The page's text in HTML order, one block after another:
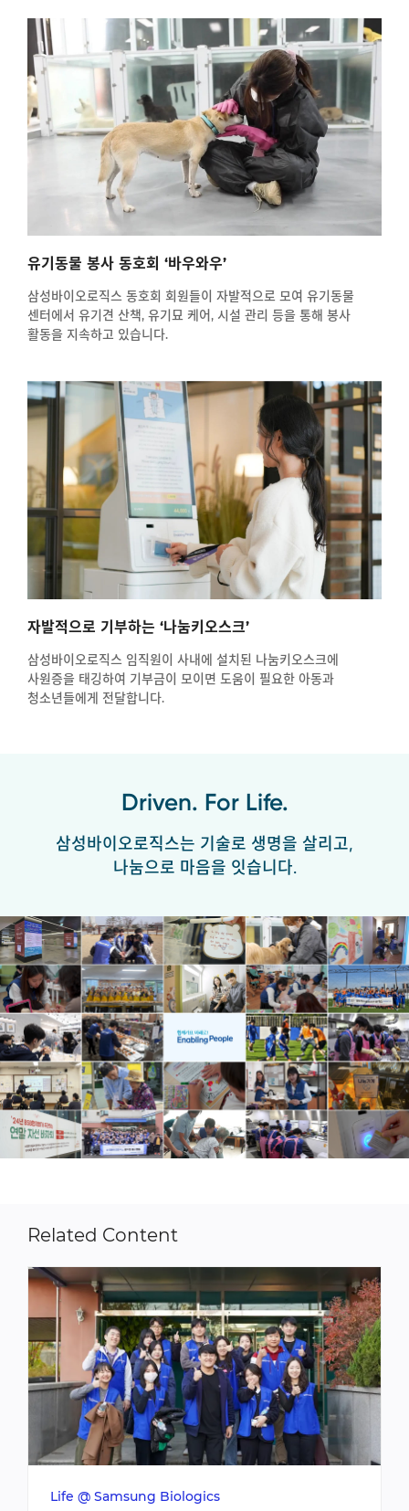
유기동물 봉사 동호회 ‘바우와우’
삼성바이오로직스 동호회 회원들이 자발적으로 모여 유기동물
센터에서 유기견 산책, 유기묘 케어, 시설 관리 등을 통해 봉사
활동을 지속하고 있습니다.
자발적으로 기부하는 ‘나눔키오스크’
삼성바이오로직스 임직원이 사내에 설치된 나눔키오스크에
사원증을 태깅하여 기부금이 모이면 도움이 필요한 아동과
청소년들에게 전달합니다.
Driven. For Life.
삼성바이오로직스는 기술로 생명을 살리고,
나눔으로 마음을 잇습니다.
Related Content
Life @ Samsung Biologics